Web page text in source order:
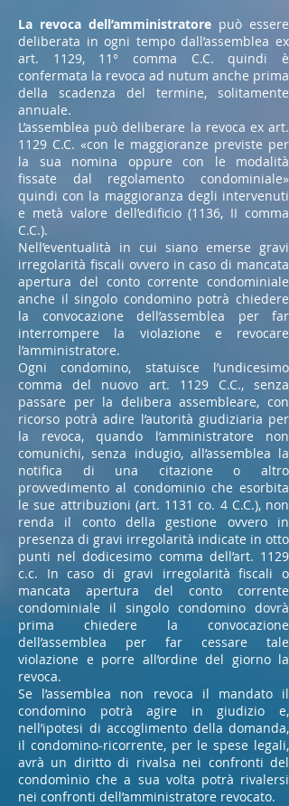
La revoca dell’amministratore può essere
deliberata in ogni tempo dall’assemblea ex
art. 1129, 11° comma C.C. quindi è
confermata la revoca ad nutum anche prima
della scadenza del termine, solitamente
annuale.
L’assemblea può deliberare la revoca ex art.
1129 C.C. «con le maggioranze previste per
la sua nomina oppure con le modalità
fissate dal regolamento condominiale»
quindi con la maggioranza degli intervenuti
e metà valore dell’edificio (1136, II comma
C.C.).
Nell’eventualità in cui siano emerse gravi
irregolarità fiscali ovvero in caso di mancata
apertura del conto corrente condominiale
anche il singolo condomino potrà chiedere
la convocazione dell’assemblea per far
interrompere la violazione e revocare
l’amministratore.
Ogni condomino, statuisce l’undicesimo
comma del nuovo art. 1129 C.C., senza
passare per la delibera assembleare, con
ricorso potrà adire l’autorità giudiziaria per
la revoca, quando l’amministratore non
comunichi, senza indugio, all’assemblea la
notifica di una citazione o altro
provvedimento al condominio che esorbita
le sue attribuzioni (art. 1131 co. 4 C.C.), non
renda il conto della gestione ovvero in
presenza di gravi irregolarità indicate in otto
punti nel dodicesimo comma dell’art. 1129
c.c. In caso di gravi irregolarità fiscali o
mancata apertura del conto corrente
condominiale il singolo condomino dovrà
prima chiedere la convocazione
dell’assemblea per far cessare tale
violazione e porre all’ordine del giorno la
revoca.
Se l’assemblea non revoca il mandato il
condomino potrà agire in giudizio e,
nell’ipotesi di accoglimento della domanda,
il condomino-ricorrente, per le spese legali,
avrà un diritto di rivalsa nei confronti del
condomìnio che a sua volta potrà rivalersi
nei confronti dell’amministratore revocato.